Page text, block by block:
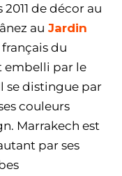
de décor au
au Jardin
du
embelli par le
se distingue par
couleurs
Marrakech est
par ses